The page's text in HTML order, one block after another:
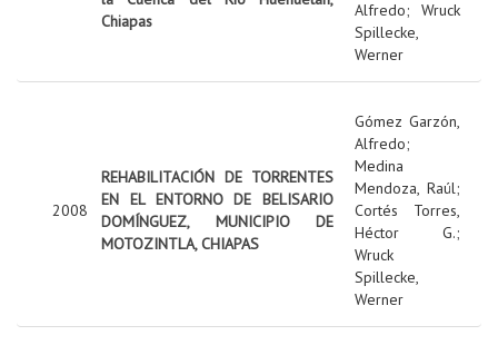
Chiapas
Alfredo; Wruck
Spillecke,
Werner
2008
REHABILITACIÓN DE TORRENTES
EN EL ENTORNO DE BELISARIO
DOMÍNGUEZ, MUNICIPIO DE
MOTOZINTLA, CHIAPAS
Gómez Garzón,
Alfredo;
Medina
Mendoza, Raúl;
Cortés Torres,
Héctor G.;
Wruck
Spillecke,
Werner